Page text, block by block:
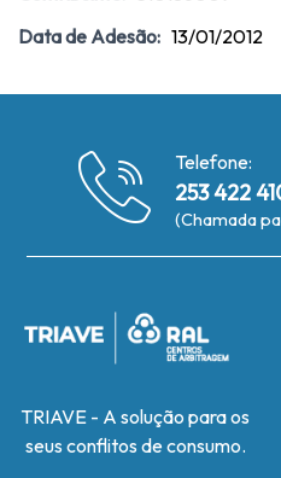
Data de Adesão: 13/01/2012
Telefone:
253 422
(Chamada
TRIAVE - A solução para os
seus conflitos de consumo.